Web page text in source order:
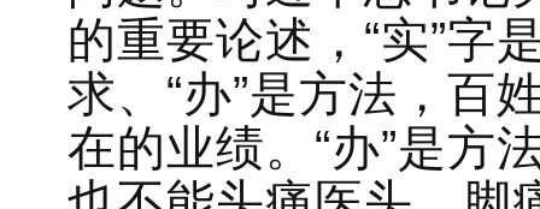
的重要论述，“实”字
求、“办”是方法，百
在的业绩。“办”是方